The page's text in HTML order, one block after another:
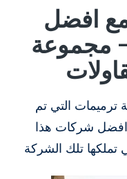
مع افضل
مجموعة
التي تم
شركات هذا